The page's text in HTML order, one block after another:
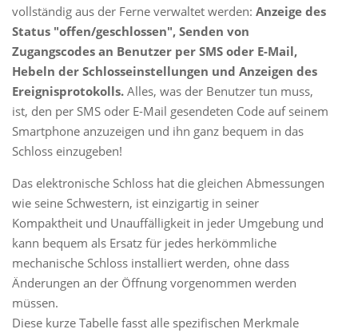
vollständig aus der Ferne verwaltet werden: Anzeige des
Status "offen/geschlossen", Senden von
Zugangscodes an Benutzer per SMS oder E-Mail,
Hebeln der Schlosseinstellungen und Anzeigen des
Ereignisprotokolls.Alles, was der Benutzer tun muss,
ist, den per SMS oder E-Mail gesendeten Code auf seinem
Smartphone anzuzeigen und ihn ganz bequem in das
Schloss einzugeben!
Das elektronische Schloss hat die gleichen Abmessungen
wie seine Schwestern, ist einzigartig in seiner
Kompaktheit und Unauffälligkeit in jeder Umgebung und
kann bequem als Ersatz für jedes herkömmliche
mechanische Schloss installiert werden, ohne dass
Änderungen an der Öffnung vorgenommen werden
müssen.
Diese kurze Tabelle fasst alle spezifischen Merkmale